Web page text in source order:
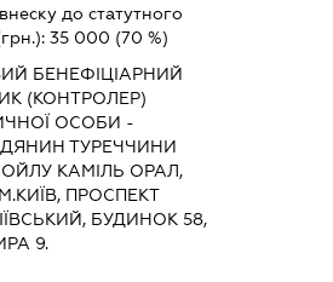
до статутного
35 000 (70 %)
БЕНЕФІЦІАРНИЙ
(КОНТРОЛЕР)
ОСОБИ -
ТУРЕЧЧИНИ
КАМІЛЬ ОРАЛ,
ПРОСПЕКТ
БУДИНОК 58,
9.